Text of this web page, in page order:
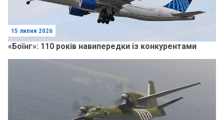
15 липня 2026
«Боїнг»: 110 років навипередки із конкурентами